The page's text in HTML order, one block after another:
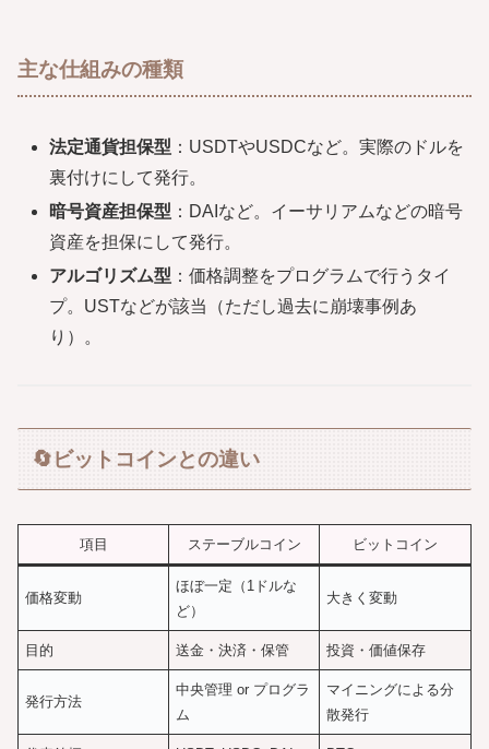
主な仕組みの種類
法定通貨担保型 ：USDTやUSDCなど。実際のドルを
裏付けにして発行。
暗号資産担保型 ：DAIなど。イーサリアムなどの暗号
資産を担保にして発行。
アルゴリズム型 ：価格調整をプログラムで行うタイ
プ。USTなどが該当（ただし過去に崩壊事例あ
り）。
🔄ビットコインとの違い
項目 ステーブルコイン ビットコイン
価格変動
ほぼ一定（1ドルな
ど）
大きく変動
目的 送金・決済・保管 投資・価値保存
発行方法
中央管理 or プログラ
ム
マイニングによる分
散発行